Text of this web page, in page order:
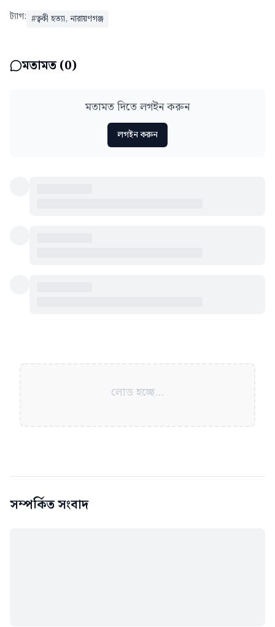
ট্যাগ: #ত্বকী হত্যা, নারায়ণগঞ্জ
মতামত (0)
মতামত দিতে লগইন করুন
লগইন করুন
লোড হচ্ছে...
সম্পর্কিত সংবাদ